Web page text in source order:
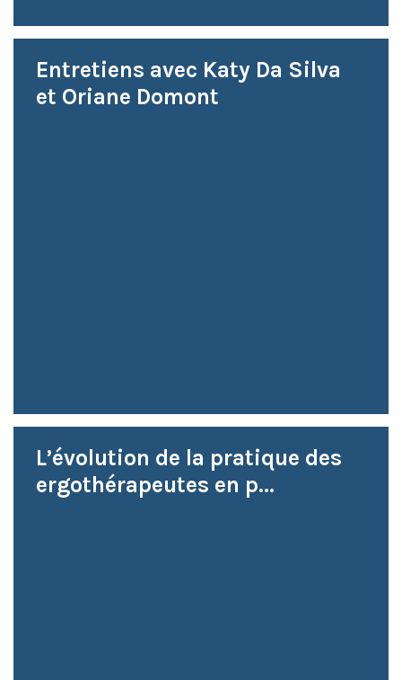
Entretiens avec Katy Da Silva
et Oriane Domont
L’évolution de la pratique des
ergothérapeutes en p...